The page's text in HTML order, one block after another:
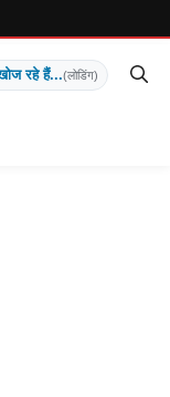
रहे हैं...(लोडिंग)